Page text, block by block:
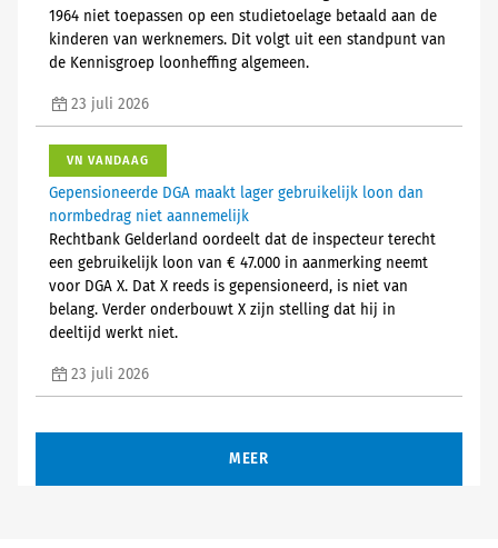
1964 niet toepassen op een studietoelage betaald aan de
kinderen van werknemers. Dit volgt uit een standpunt van
de Kennisgroep loonheffing algemeen.
23 juli 2026
VN VANDAAG
Gepensioneerde DGA maakt lager gebruikelijk loon dan
normbedrag niet aannemelijk
Rechtbank Gelderland oordeelt dat de inspecteur terecht
een gebruikelijk loon van € 47.000 in aanmerking neemt
voor DGA X. Dat X reeds is gepensioneerd, is niet van
belang. Verder onderbouwt X zijn stelling dat hij in
deeltijd werkt niet.
23 juli 2026
MEER